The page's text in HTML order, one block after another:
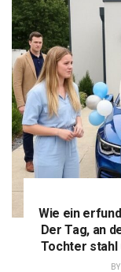
Wie ein
Der Tag, an
Tochter stahl
BY